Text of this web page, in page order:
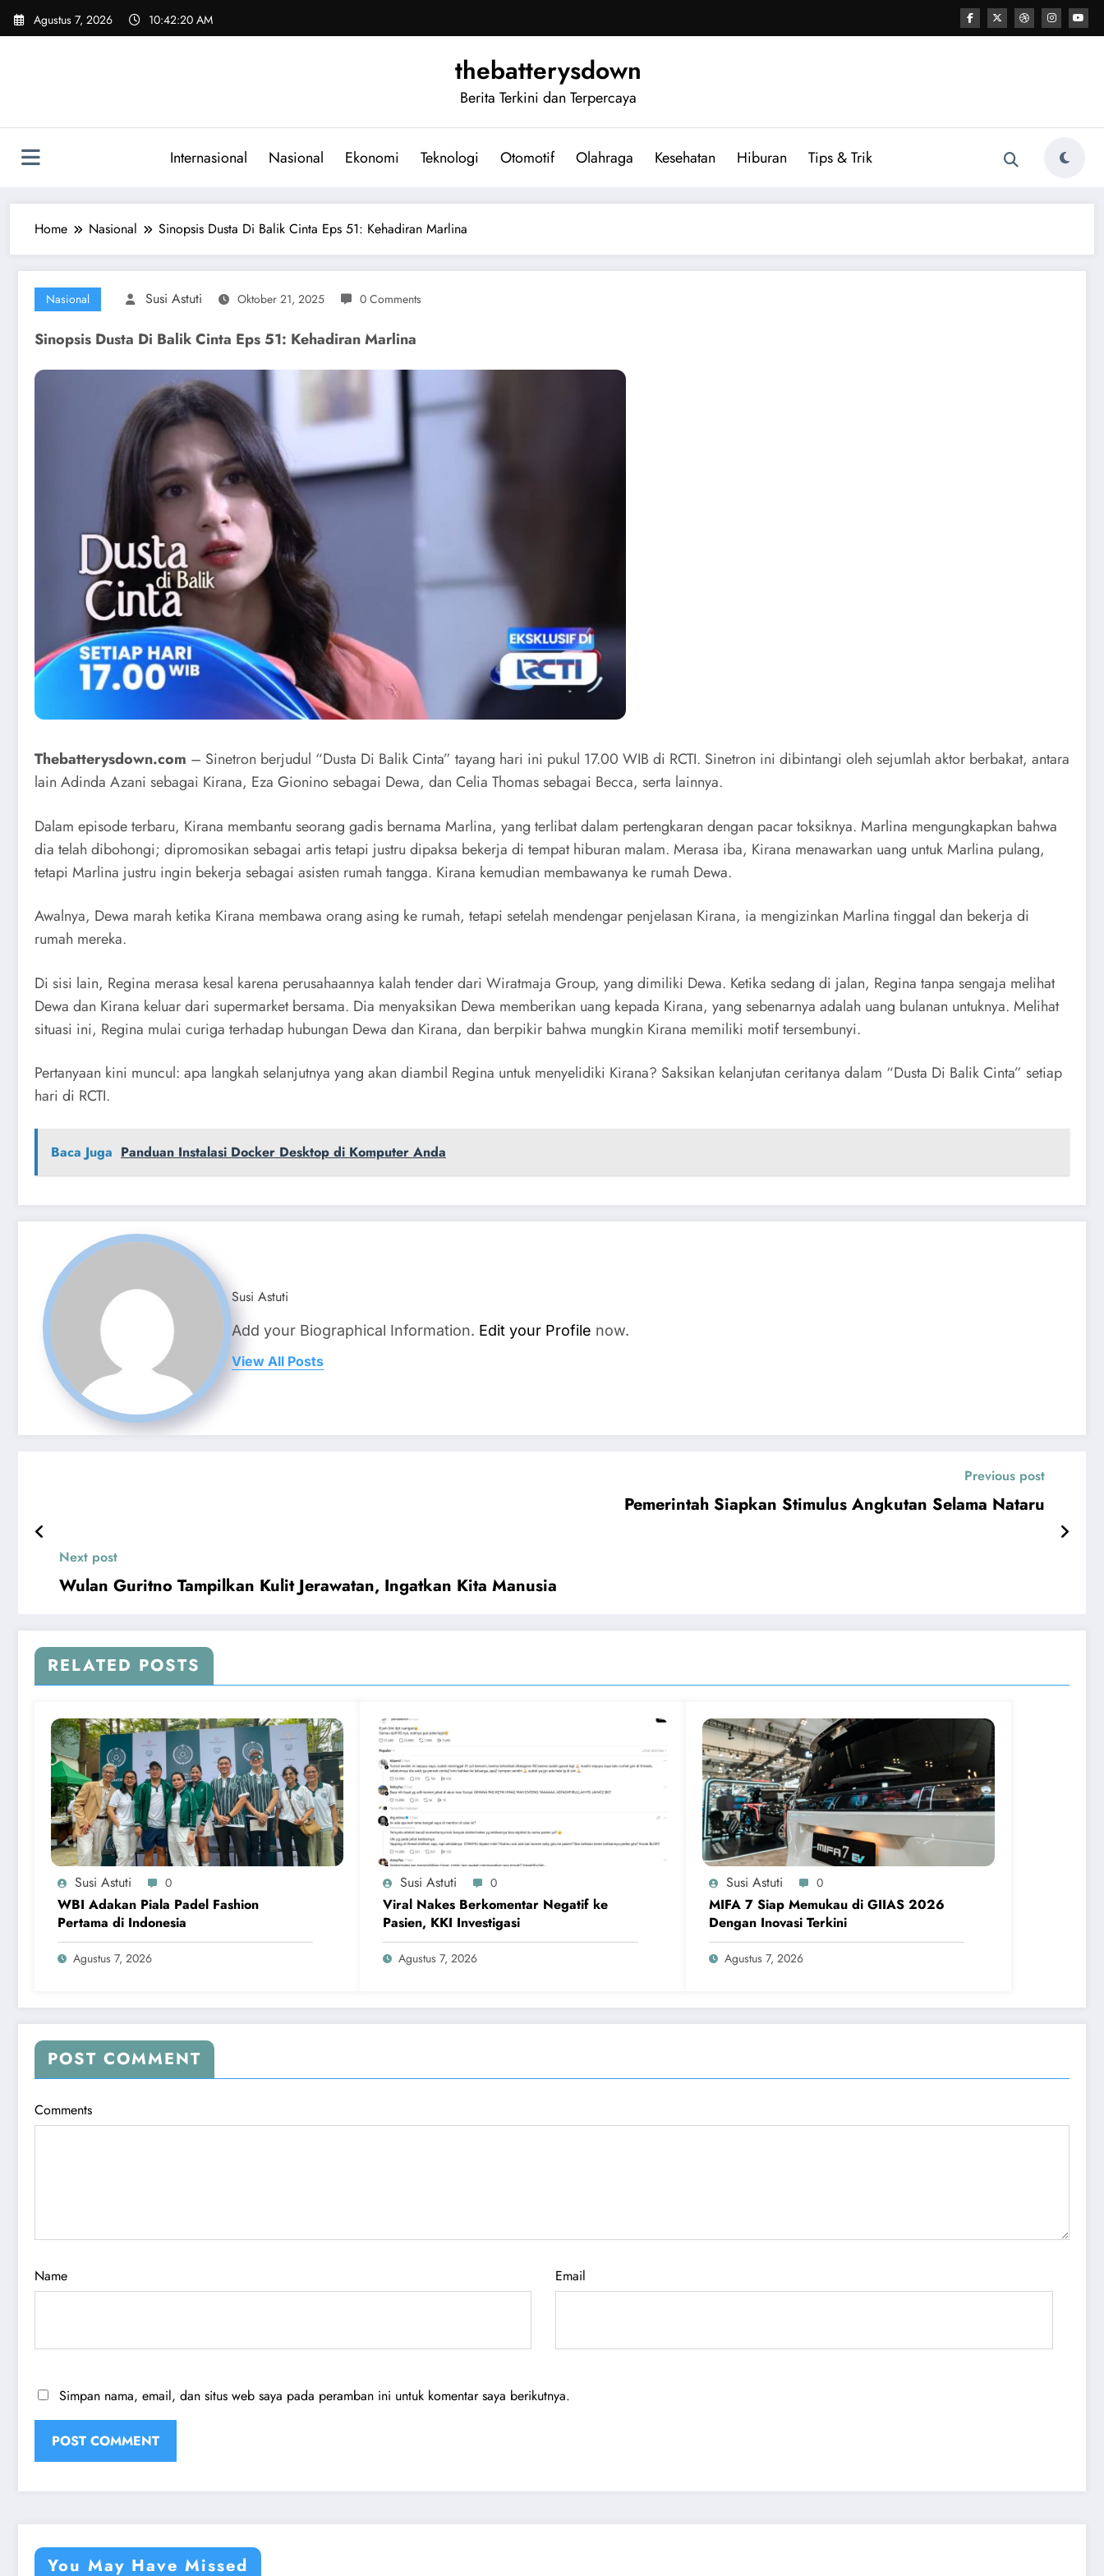
Skip
Agustus 7, 2026 10:42:21 AM
thebatterysdown
Berita Terkini dan Terpercaya
Internasional Nasional Ekonomi Teknologi Otomotif Olahraga Kesehatan Hiburan Tips & Trik
Home Nasional Sinopsis Dusta Di Balik Cinta Eps 51: Kehadiran Marlina
Nasional Susi Astuti Oktober 21, 2025 0 Comments
Sinopsis Dusta Di Balik Cinta Eps 51: Kehadiran Marlina
Thebatterysdown.com – Sinetron berjudul “Dusta Di Balik Cinta” tayang hari ini pukul 17.00 WIB di RCTI. Sinetron ini dibintangi oleh sejumlah aktor berbakat, antara
lain Adinda Azani sebagai Kirana, Eza Gionino sebagai Dewa, dan Celia Thomas sebagai Becca, serta lainnya.
Dalam episode terbaru, Kirana membantu seorang gadis bernama Marlina, yang terlibat dalam pertengkaran dengan pacar toksiknya. Marlina mengungkapkan bahwa
dia telah dibohongi; dipromosikan sebagai artis tetapi justru dipaksa bekerja di tempat hiburan malam. Merasa iba, Kirana menawarkan uang untuk Marlina pulang,
tetapi Marlina justru ingin bekerja sebagai asisten rumah tangga. Kirana kemudian membawanya ke rumah Dewa.
Awalnya, Dewa marah ketika Kirana membawa orang asing ke rumah, tetapi setelah mendengar penjelasan Kirana, ia mengizinkan Marlina tinggal dan bekerja di
rumah mereka.
Di sisi lain, Regina merasa kesal karena perusahaannya kalah tender dari Wiratmaja Group, yang dimiliki Dewa. Ketika sedang di jalan, Regina tanpa sengaja melihat
Dewa dan Kirana keluar dari supermarket bersama. Dia menyaksikan Dewa memberikan uang kepada Kirana, yang sebenarnya adalah uang bulanan untuknya. Melihat
situasi ini, Regina mulai curiga terhadap hubungan Dewa dan Kirana, dan berpikir bahwa mungkin Kirana memiliki motif tersembunyi.
Pertanyaan kini muncul: apa langkah selanjutnya yang akan diambil Regina untuk menyelidiki Kirana? Saksikan kelanjutan ceritanya dalam “Dusta Di Balik Cinta” setiap
hari di RCTI.
Baca Juga Panduan Instalasi Docker Desktop di Komputer Anda
Susi Astuti
Add your Biographical Information. Edit your Profile now.
View All Posts
Previous post
Pemerintah Siapkan Stimulus Angkutan Selama Nataru
Next post
Wulan Guritno Tampilkan Kulit Jerawatan, Ingatkan Kita Manusia
RELATED POSTS
Susi Astuti 0
WBI Adakan Piala Padel Fashion
Pertama di Indonesia
Agustus 7, 2026
Susi Astuti 0
Viral Nakes Berkomentar Negatif ke
Pasien, KKI Investigasi
Agustus 7, 2026
Susi Astuti 0
MIFA 7 Siap Memukau di GIIAS 2026
Dengan Inovasi Terkini
Agustus 7, 2026
POST COMMENT
Comments
Name Email
Simpan nama, email, dan situs web saya pada peramban ini untuk komentar saya berikutnya.
You May Have Missed